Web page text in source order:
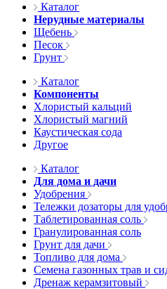
Каталог
Нерудные материалы
Щебень
Песок
Грунт
Каталог
Компоненты
Хлористый кальций
Хлористый магний
Каустическая сода
Другое
Каталог
Для дома и дачи
Удобрения
Тележки дозаторы для
Таблетированная соль
Гранулированная соль
Грунт для дачи
Топливо для дома
Семена газонных трав и
Дренаж керамзитовый